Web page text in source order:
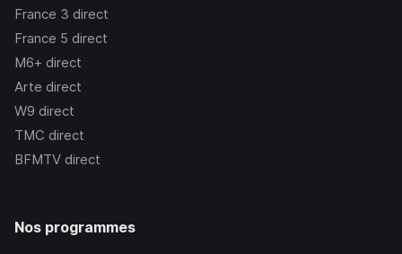
France 3 direct
France 5 direct
M6+ direct
Arte direct
W9 direct
TMC direct
BFMTV direct
Nos programmes